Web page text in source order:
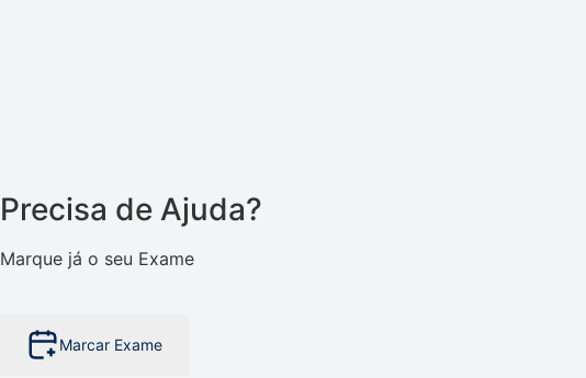
Precisa de Ajuda?
Marque já o seu Exame
Marcar Exame